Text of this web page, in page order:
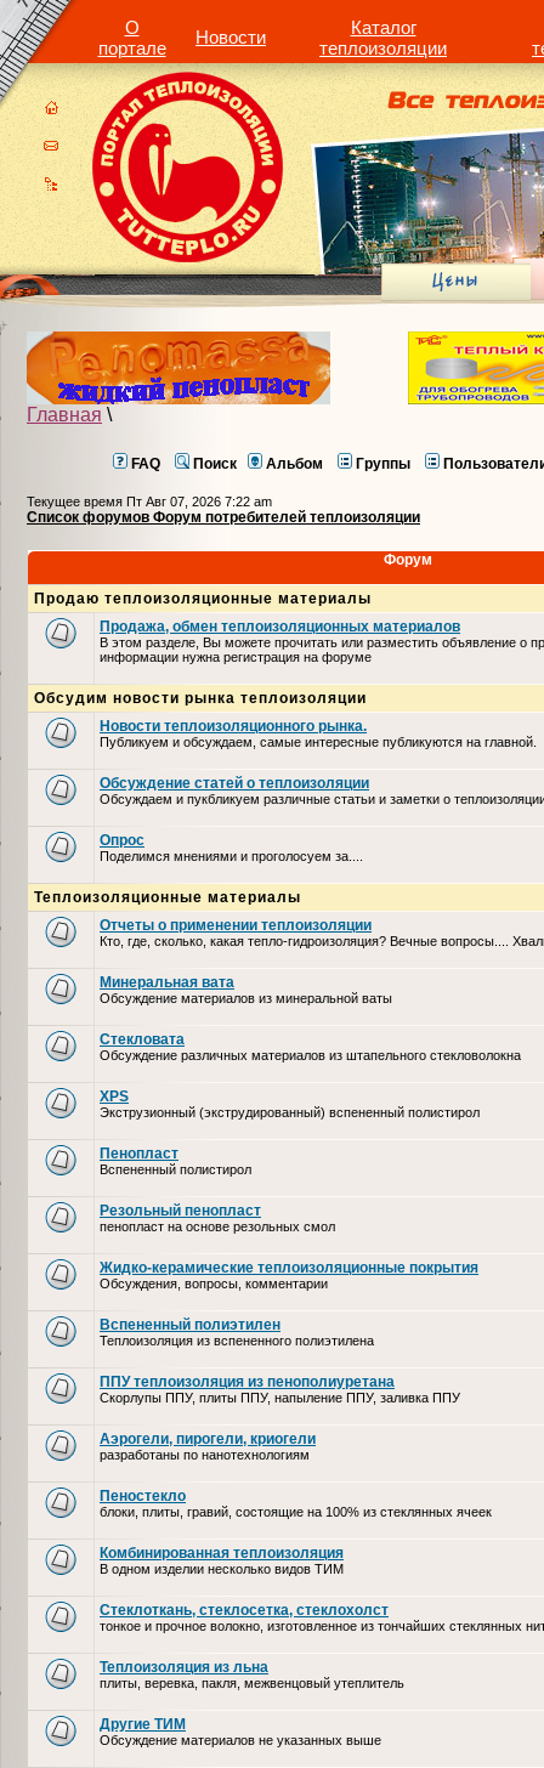
О
портале
Новости
Каталог
теплоизоляции
Главная \
FAQ Поиск Альбом Группы
Текущее время Пт Авг 07, 2026 7:22 am
Список форумов Форум потребителей теплоизоляции
Форум
Продаю теплоизоляционные материалы
Продажа, обмен теплоизоляционных материалов
В этом разделе, Вы можете прочитать или разместить объявление о
информации нужна регистрация на форуме
Обсудим новости рынка теплоизоляции
Новости теплоизоляционного рынка.
Публикуем и обсуждаем, самые интересные публикуются на главной.
Обсуждение статей о теплоизоляции
Обсуждаем и пукбликуем различные статьи и заметки о
Опрос
Поделимся мнениями и проголосуем за....
Теплоизоляционные материалы
Отчеты о применении теплоизоляции
Кто, где, сколько, какая тепло-гидроизоляция? Вечные вопросы....
Минеральная вата
Обсуждение материалов из минеральной ваты
Стекловата
Обсуждение различных материалов из штапельного стекловолокна
XPS
Экструзионный (экструдированный) вспененный полистирол
Пенопласт
Вспененный полистирол
Резольный пенопласт
пенопласт на основе резольных смол
Жидко-керамические теплоизоляционные покрытия
Обсуждения, вопросы, комментарии
Вспененный полиэтилен
Теплоизоляция из вспененного полиэтилена
ППУ теплоизоляция из пенополиуретана
Скорлупы ППУ, плиты ППУ, напыление ППУ, заливка ППУ
Аэрогели, пирогели, криогели
разработаны по нанотехнологиям
Пеностекло
блоки, плиты, гравий, состоящие на 100% из стеклянных ячеек
Комбинированная теплоизоляция
В одном изделии несколько видов ТИМ
Стеклоткань, стеклосетка, cтеклохолст
тонкое и прочное волокно, изготовленное из тончайших стеклянных
Теплоизоляция из льна
плиты, веревка, пакля, межвенцовый утеплитель
Другие ТИМ
Обсуждение материалов не указанных выше